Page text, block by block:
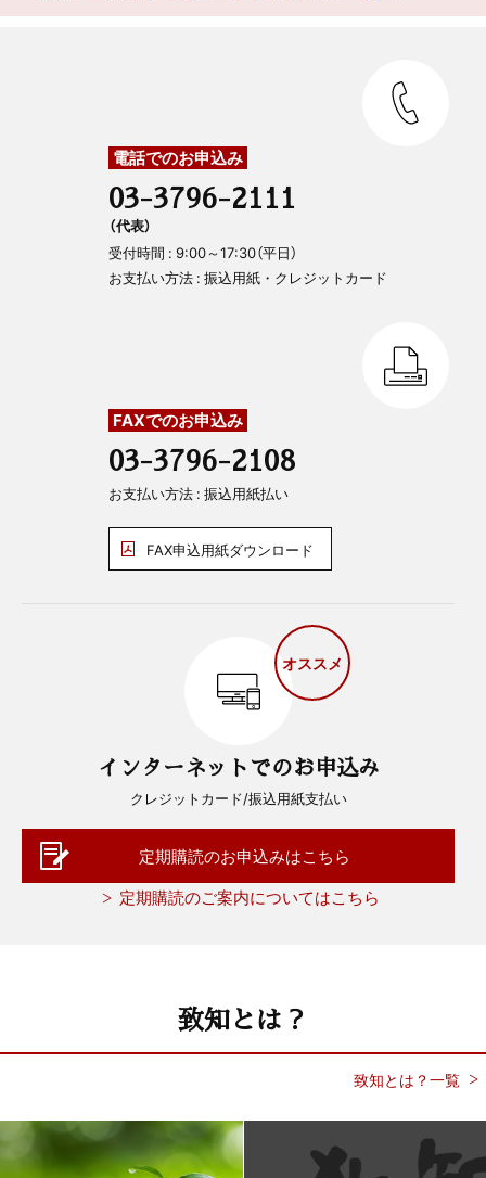
電話でのお申込み
03-3796-2111
（代表）
受付時間 : 9:00～17:30（平日）
お支払い方法 : 振込用紙・クレジットカード
FAXでのお申込み
03-3796-2108
お支払い方法 : 振込用紙払い
FAX申込用紙ダウンロード
オススメ
インターネットでのお申込み
クレジットカード/振込用紙支払い
定期購読のお申込みはこちら
定期購読のご案内についてはこちら
致知とは？
致知とは？一覧